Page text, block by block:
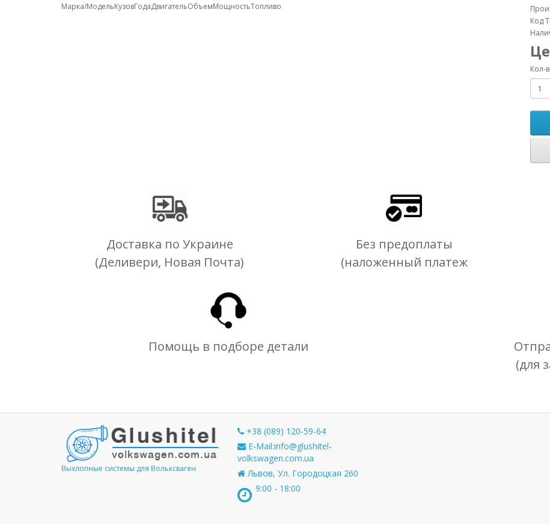
Марка/МодельКузовГодаДвигательОбъемМощностьТопливо
Код
Кол-
Доставка по Украине
(Деливери, Новая Почта)
Без предоплаты
(наложенный платеж
Помощь в подборе детали
(для
Выхлопные системы для Вольксваген
+38 (089) 120-59-64
E-Mail:info@glushitel-
volkswagen.com.ua
Львов, Ул. Городоцкая 260
9:00 - 18:00